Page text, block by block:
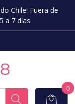
Chile! Fuera de
a 7 días
0